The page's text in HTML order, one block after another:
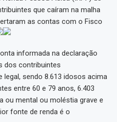
que caíram na malha
as contas com o Fisco
informada na declaração
dos contribuintes
sendo 8.613 idosos acima
entre 60 e 79 anos, 6.403
ou mental ou moléstia grave e
fonte de renda é o